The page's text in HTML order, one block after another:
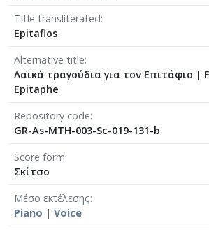
[Φάκελος] GR-As-MTH-
[Φάκελος] GR-As-MTH-
[Φάκελος] GR-As-MTH-
[Φάκελος] GR-As-MTH-
Title transliterated
Epitafios
Alternative title
Λαϊκά τραγούδια για τον Επιτάφιο |
Epitaphe
Repository code
GR-As-MTH-003-Sc-019-131-b
Score form
Σκίτσο
Μέσο εκτέλεσης
Piano | Voice